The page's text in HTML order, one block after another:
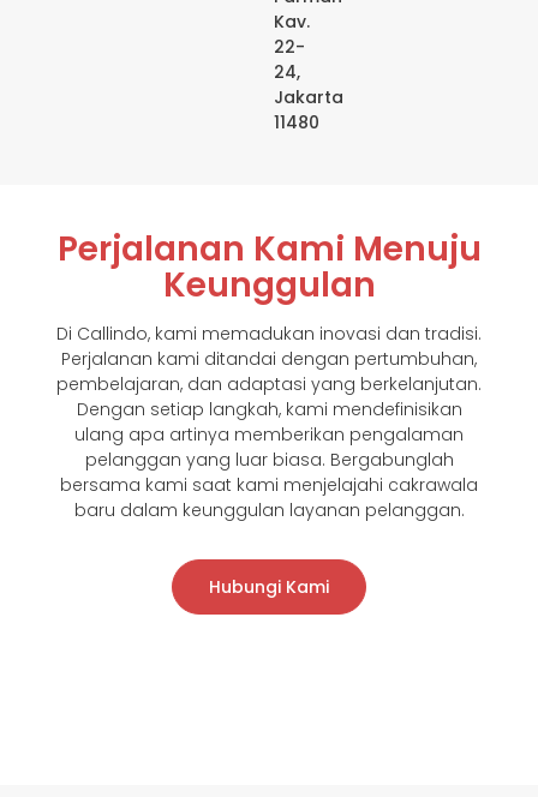
Kav.
22-
24,
Jakarta
11480
Perjalanan Kami Menuju
Keunggulan
Di Callindo, kami memadukan inovasi dan tradisi.
Perjalanan kami ditandai dengan pertumbuhan,
pembelajaran, dan adaptasi yang berkelanjutan.
Dengan setiap langkah, kami mendefinisikan
ulang apa artinya memberikan pengalaman
pelanggan yang luar biasa. Bergabunglah
bersama kami saat kami menjelajahi cakrawala
baru dalam keunggulan layanan pelanggan.
Hubungi Kami